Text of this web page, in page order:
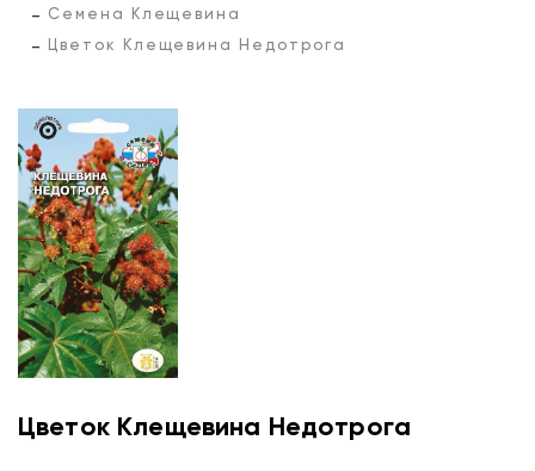
Семена Клещевина
Цветок Клещевина Недотрога
Цветок Клещевина Недотрога